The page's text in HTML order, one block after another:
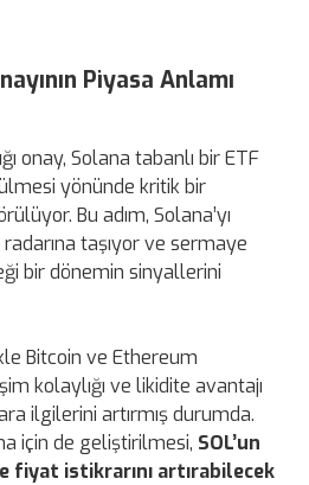
Piyasa Anlamı
onay, Solana tabanlı bir ETF
yönünde kritik bir
Bu adım, Solana’yı
radarına taşıyor ve sermaye
bir dönemin sinyallerini
Bitcoin ve Ethereum
kolaylığı ve likidite avantajı
ilgilerini artırmış durumda.
için de geliştirilmesi, SOL’un
fiyat istikrarını artırabilecek